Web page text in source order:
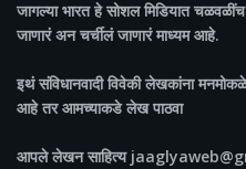
जागल्या भारतहे सोशल मिडियात चळवळींच
जाणारं अन चर्चीलं जाणारं माध्यम आहे.
इथं संविधानवादी विवेकी लेखकांना
आहे तर आमच्याकडे लेख पाठवा
आपले लेखन साहित्य